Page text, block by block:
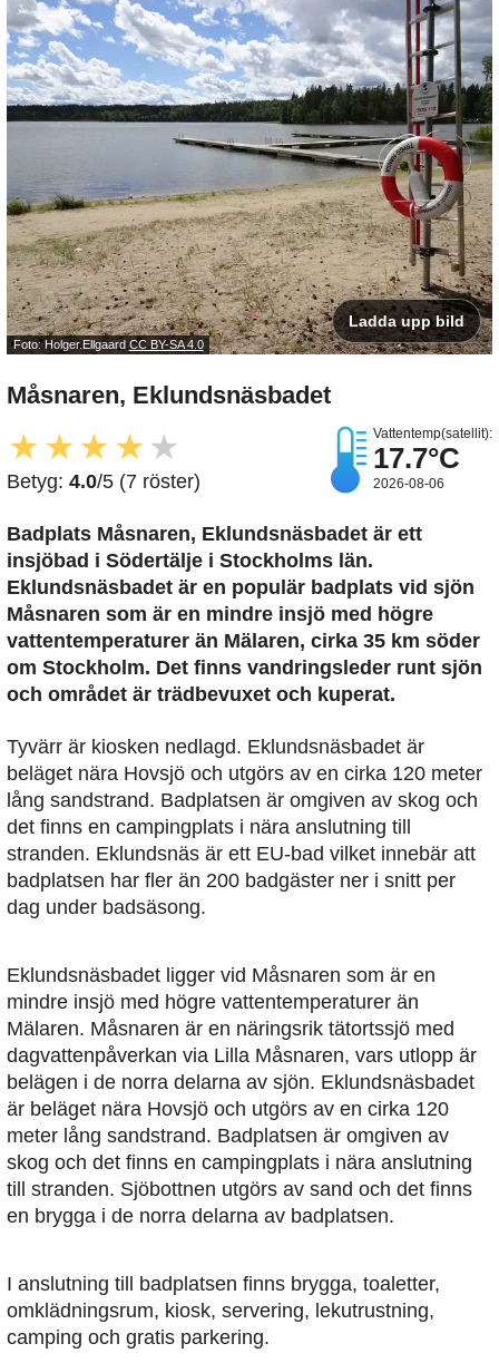
Foto: Holger.EllgaardCC BY-SA 4.0
Ladda upp bild
Måsnaren, Eklundsnäsbadet
★ ★★ ★ ★
Betyg: 4.0/5 (7 röster)
Vattentemp(satellit):
17.7°C
2026-08-06
Badplats Måsnaren, Eklundsnäsbadet är ett
insjöbad i Södertälje i Stockholms län.
Eklundsnäsbadet är en populär badplats vid sjön
Måsnaren som är en mindre insjö med högre
vattentemperaturer än Mälaren, cirka 35 km söder
om Stockholm. Det finns vandringsleder runt sjön
och området är trädbevuxet och kuperat.
Tyvärr är kiosken nedlagd. Eklundsnäsbadet är
beläget nära Hovsjö och utgörs av en cirka 120 meter
lång sandstrand. Badplatsen är omgiven av skog och
det finns en campingplats i nära anslutning till
stranden. Eklundsnäs är ett EU-bad vilket innebär att
badplatsen har fler än 200 badgäster ner i snitt per
dag under badsäsong.
Eklundsnäsbadet ligger vid Måsnaren som är en
mindre insjö med högre vattentemperaturer än
Mälaren. Måsnaren är en näringsrik tätortssjö med
dagvattenpåverkan via Lilla Måsnaren, vars utlopp är
belägen i de norra delarna av sjön. Eklundsnäsbadet
är beläget nära Hovsjö och utgörs av en cirka 120
meter lång sandstrand. Badplatsen är omgiven av
skog och det finns en campingplats i nära anslutning
till stranden. Sjöbottnen utgörs av sand och det finns
en brygga i de norra delarna av badplatsen.
I anslutning till badplatsen finns brygga, toaletter,
omklädningsrum, kiosk, servering, lekutrustning,
camping och gratis parkering.